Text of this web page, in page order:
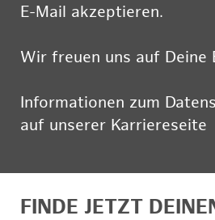
E-Mail akzeptieren.
Wir freuen uns auf Deine
Informationen zum
auf unserer Karriereseite
FINDE JETZT